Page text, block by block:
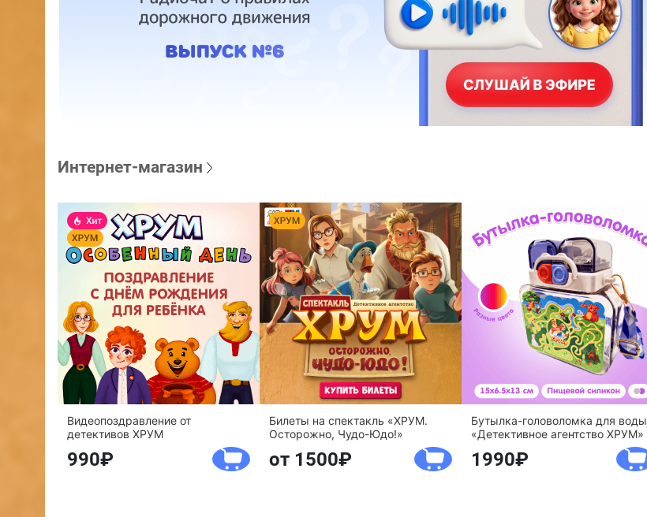
Интернет-магазин
Видеопоздравление от
детективов ХРУМ
990
Билеты на спектакль «ХРУМ.
Осторожно, Чудо-Юдо!»
от 1500
Бутылка-головоломка для воды
«Детективное агентство ХРУМ»
1990